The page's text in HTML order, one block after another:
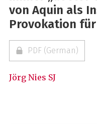
von Aquin als
Provokation
PDF (German)
Jörg Nies SJ